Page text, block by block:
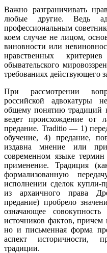
Важно разграничивать
любые другие. Ведь
профессиональным
коем случае не лицом,
виновности или
нравственных
обывательского
требованиях действующего
При рассмотрении
российской адвокатуры
общему понятию традиций
ведет происхождение от
предание. Traditio — 1)
обучение, 4) предание,
издавна мнение или
современном языке
применение. Традиция
формализованную
исполнении сделок купли-
из архаичного права
предание) пробрело
означающее
источников фактов, причем
но и письменная форма
аспект историчности,
традиции.